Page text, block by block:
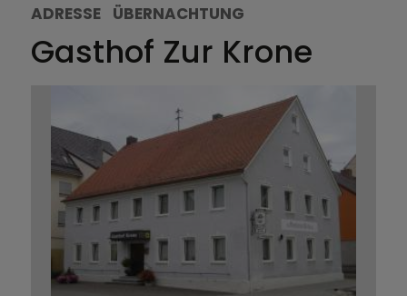
ADRESSE ÜBERNACHTUNG
Gasthof Zur Krone